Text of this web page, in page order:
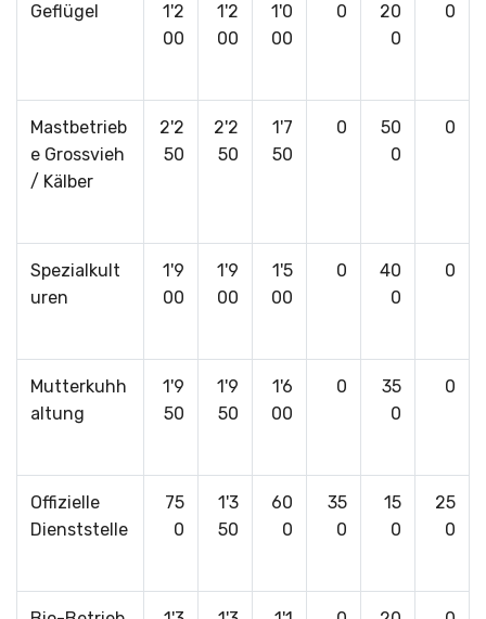
Geflügel
1'2
00
1'2
00
1'0
00
0
20
0
0
Mastbetrieb
e Grossvieh
/ Kälber
2'2
50
2'2
50
1'7
50
0
50
0
0
Spezialkult
uren
1'9
00
1'9
00
1'5
00
0
40
0
0
Mutterkuhh
altung
1'9
50
1'9
50
1'6
00
0
35
0
0
Offizielle
Dienststelle
75
0
1'3
50
60
0
35
0
15
0
25
0